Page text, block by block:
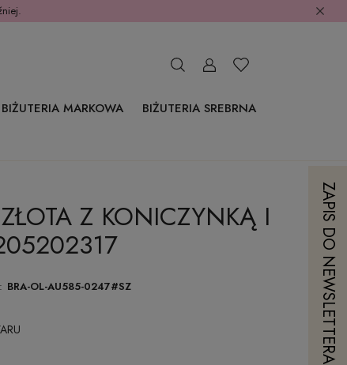
BIŻUTERIA MARKOWA
BIŻUTERIA SREBRNA
Z KONICZYNKĄ I
BRA-OL-AU585-0247#SZ ZAPIS DO NEWSLETTERA